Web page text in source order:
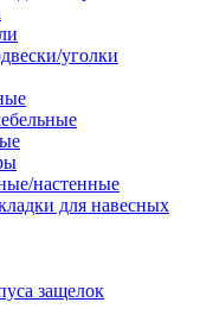
уголки
настенные
для навесных
защелок